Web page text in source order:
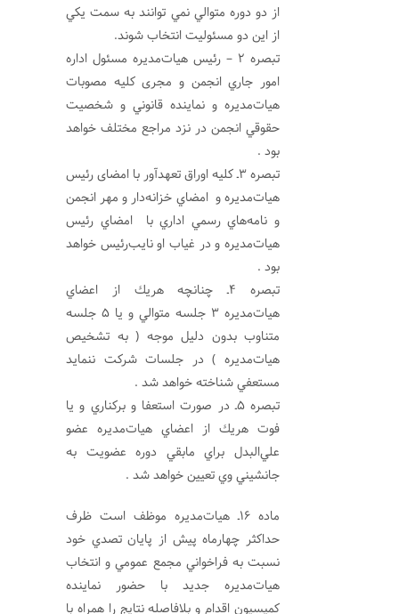
از دو دوره متوالي نمي توانند به سمت يكي
از اين دو مسئوليت انتخاب شوند.
تبصره 2 – رئيس هيات‌مديره مسئول اداره
امور جاري انجمن و مجری كليه مصوبات
هيات‌مديره و نماينده قانوني و شخصيت
حقوقي انجمن در نزد مراجع مختلف خواهد
بود .
تبصره 3ـ کليه اوراق تعهدآور با امضای رئيس
هيات‌مديره و امضاي خزانه‌دار و مهر انجمن
و نامه‌هاي رسمي اداري با امضاي رئيس
هيات‌مديره و در غياب او نايب‌رئيس خواهد
بود .
تبصره 4ـ چنانچه هريك از اعضاي
هيات‌مديره 3 جلسه متوالي و يا 5 جلسه
متناوب بدون دليل موجه ( به تشخيص
هيات‌مديره ) در جلسات شركت ننمايد
مستعفي شناخته خواهد شد .
تبصره 5ـ در صورت استعفا و بركناري و يا
فوت هريك از اعضاي هيات‌مديره عضو
علي‌البدل براي مابقي دوره عضويت به
جانشيني وي تعيين خواهد شد .
ماده 16ـ هيات‌مديره موظف است ظرف
حداكثر چهارماه پيش از پايان تصدي خود
نسبت به فراخواني مجمع عمومي و انتخاب
هيات‌مديره جديد با حضور نماينده
كميسيون اقدام و بلافاصله نتايج را همراه با